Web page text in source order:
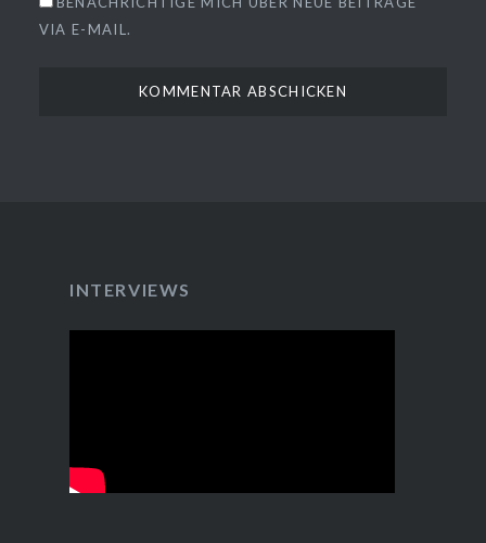
VIA E-MAIL.
INTERVIEWS